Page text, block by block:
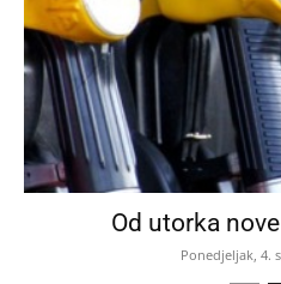
Od utorka
Ponedjeljak, 4.